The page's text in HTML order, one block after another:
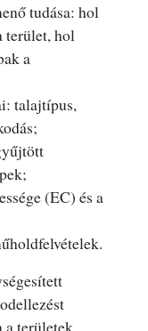
tudása: hol
terület, hol
a
talajtípus,
(EC) és a